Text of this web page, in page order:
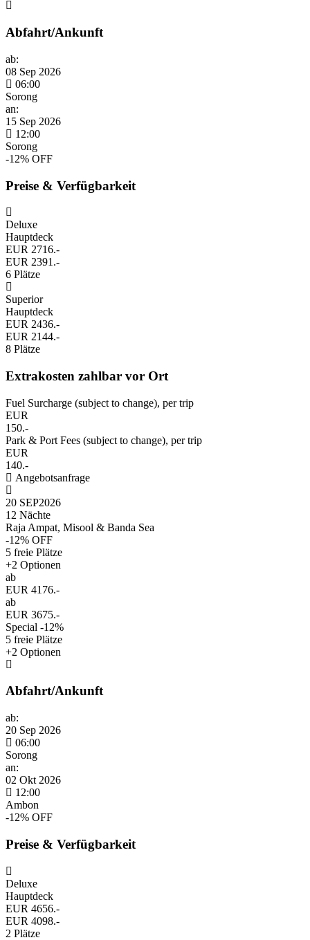
Abfahrt/Ankunft
ab:
08 Sep 2026
06:00
Sorong
an:
15 Sep 2026
12:00
Sorong
-12% OFF
Preise & Verfügbarkeit
Deluxe
Hauptdeck
EUR 2716.-
EUR 2391.-
6 Plätze
Superior
Hauptdeck
EUR 2436.-
EUR 2144.-
8 Plätze
Extrakosten zahlbar vor Ort
Fuel Surcharge (subject to change), per trip
EUR
150.-
Park & Port Fees (subject to change), per trip
EUR
140.-
Angebotsanfrage
20 SEP2026
12 Nächte
Raja Ampat, Misool & Banda Sea
-12% OFF
5 freie Plätze
+2 Optionen
ab
EUR 4176.-
ab
EUR 3675.-
Special -12%
5 freie Plätze
+2 Optionen
Abfahrt/Ankunft
ab:
20 Sep 2026
06:00
Sorong
an:
02 Okt 2026
12:00
Ambon
-12% OFF
Preise & Verfügbarkeit
Deluxe
Hauptdeck
EUR 4656.-
EUR 4098.-
2 Plätze